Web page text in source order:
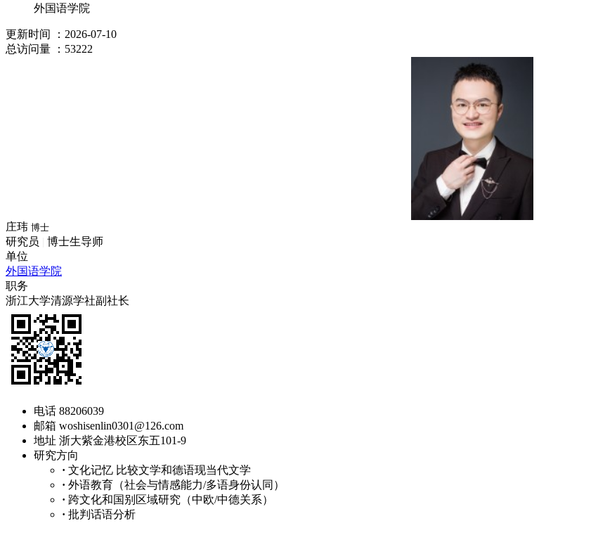
外国语学院
更新时间
：2026-07-10
总访问量 ：53222
庄玮 博士
研究员
博士生导师
单位
外国语学院
职务
浙江大学清源学社副社长
电话 88206039
邮箱 woshisenlin0301@126.com
地址 浙大紫金港校区东五101-9
研究方向
· 文化记忆 比较文学和德语现当代文学
· 外语教育（社会与情感能力/多语身份认同）
· 跨文化和国别区域研究（中欧/中德关系）
· 批判话语分析